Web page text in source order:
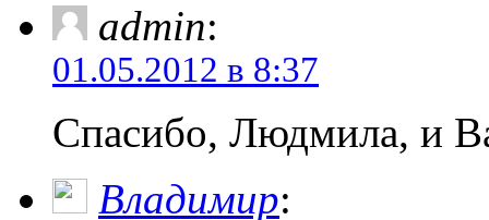
admin:
01.05.2012 в 8:37
Спасибо, Людмила, и
Владимир: